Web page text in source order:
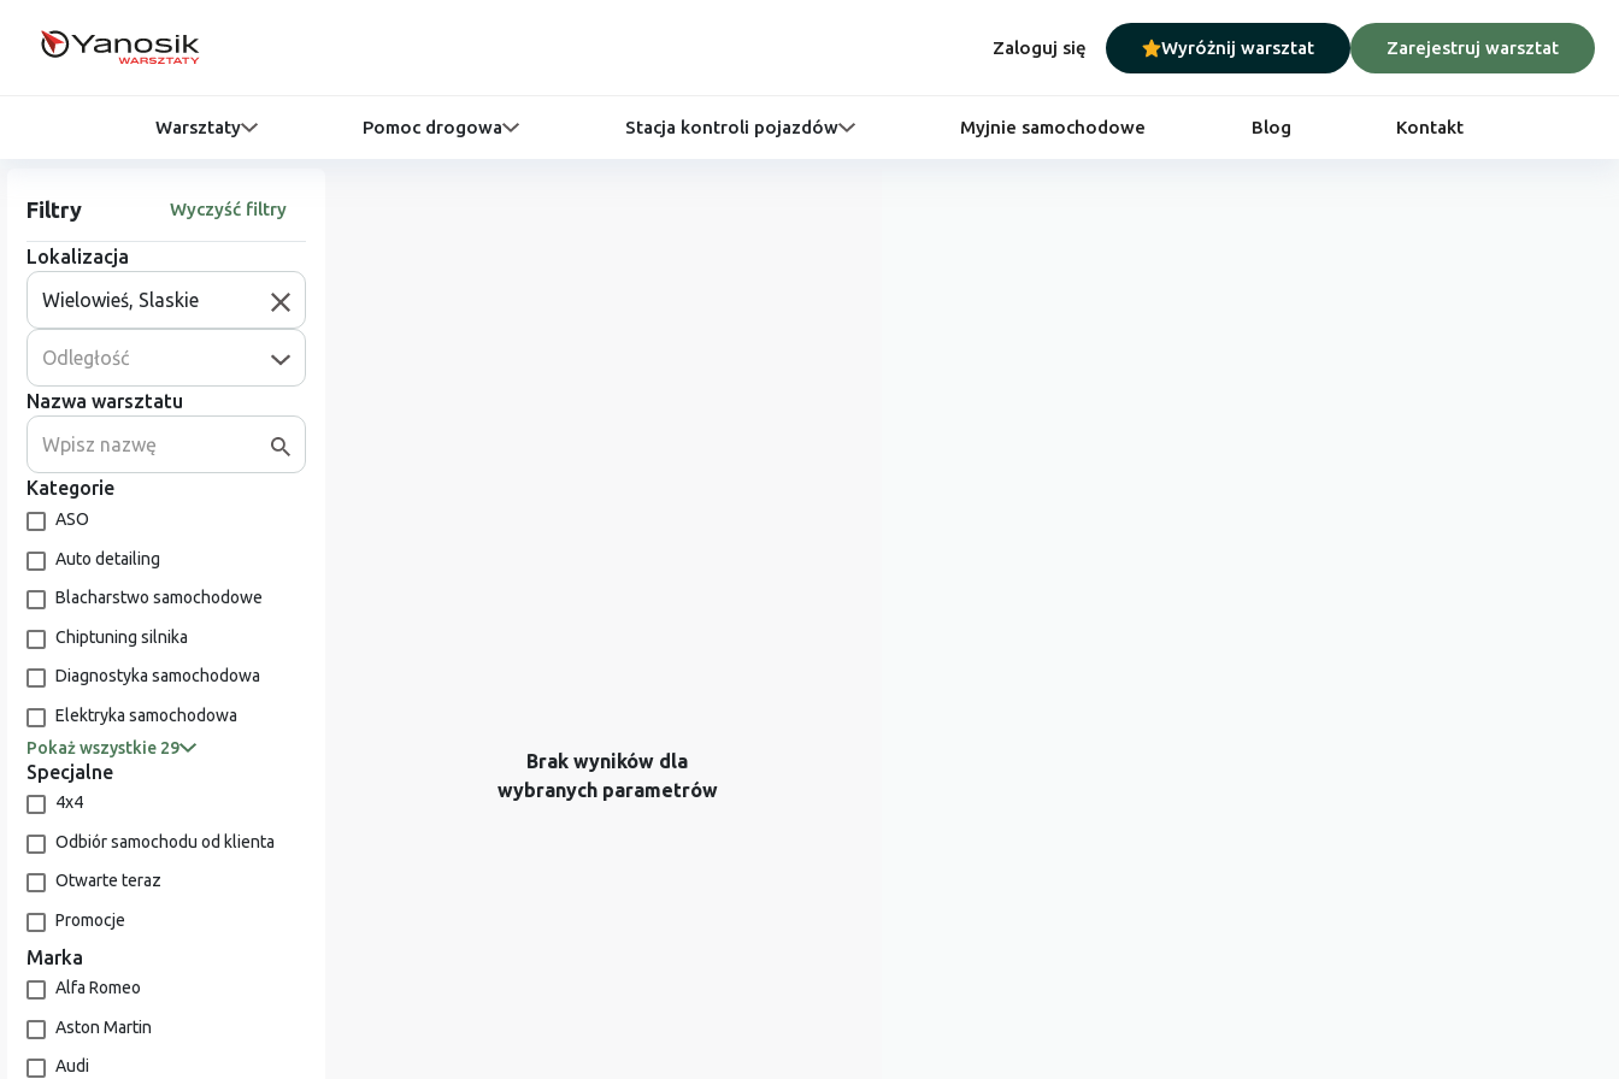
Zaloguj się Wyróżnij warsztat Zarejestruj warsztat
Warsztaty Pomoc drogowa Stacja kontroli pojazdów Myjnie samochodowe Blog Kontakt
Filtry Wyczyść filtry
Lokalizacja
Odległość
Nazwa warsztatu
Kategorie
ASO
Auto detailing
Blacharstwo samochodowe
Chiptuning silnika
Diagnostyka samochodowa
Elektryka samochodowa
Pokaż wszystkie 29
Specjalne
4x4
Odbiór samochodu od klienta
Otwarte teraz
Promocje
Marka
Alfa Romeo
Aston Martin
Audi
Brak wyników dla
wybranych parametrów